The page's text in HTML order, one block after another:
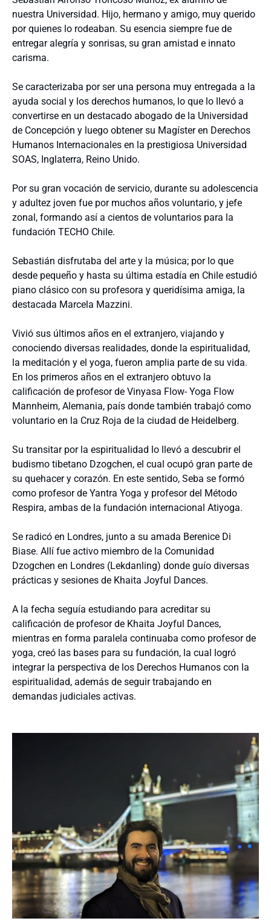
nuestra Universidad. Hijo, hermano y amigo, muy querido
por quienes lo rodeaban. Su esencia siempre fue de
entregar alegría y sonrisas, su gran amistad e innato
carisma.
Se caracterizaba por ser una persona muy entregada a la
ayuda social y los derechos humanos, lo que lo llevó a
convertirse en un destacado abogado de la Universidad
de Concepción y luego obtener su Magíster en Derechos
Humanos Internacionales en la prestigiosa Universidad
SOAS, Inglaterra, Reino Unido.
Por su gran vocación de servicio, durante su adolescencia
y adultez joven fue por muchos años voluntario, y jefe
zonal, formando así a cientos de voluntarios para la
fundación TECHO Chile.
Sebastián disfrutaba del arte y la música; por lo que
desde pequeño y hasta su última estadía en Chile estudió
piano clásico con su profesora y queridísima amiga, la
destacada Marcela Mazzini.
Vivió sus últimos años en el extranjero, viajando y
conociendo diversas realidades, donde la espiritualidad,
la meditación y el yoga, fueron amplia parte de su vida.
En los primeros años en el extranjero obtuvo la
calificación de profesor de Vinyasa Flow- Yoga Flow
Mannheim, Alemania, país donde también trabajó como
voluntario en la Cruz Roja de la ciudad de Heidelberg.
Su transitar por la espiritualidad lo llevó a descubrir el
budismo tibetano Dzogchen, el cual ocupó gran parte de
su quehacer y corazón. En este sentido, Seba se formó
como profesor de Yantra Yoga y profesor del Método
Respira, ambas de la fundación internacional Atiyoga.
Se radicó en Londres, junto a su amada Berenice Di
Biase. Allí fue activo miembro de la Comunidad
Dzogchen en Londres (Lekdanling) donde guío diversas
prácticas y sesiones de Khaita Joyful Dances.
A la fecha seguía estudiando para acreditar su
calificación de profesor de Khaita Joyful Dances,
mientras en forma paralela continuaba como profesor de
yoga, creó las bases para su fundación, la cual logró
integrar la perspectiva de los Derechos Humanos con la
espiritualidad, además de seguir trabajando en
demandas judiciales activas.